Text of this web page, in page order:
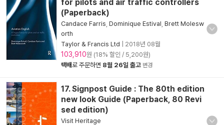
for pilots and air traffic controllers
(Paperback)
Candace Farris Dominique Estival Brett Molesw
orth
Taylor & Francis Ltd
2018년 08월
103,910원 (18% 할인 / 5,200원)
택배로 주문하면 8월 26일 출고 변경
17. Signpost Guide : The 80th edition
new look Guide (Paperback, 80 Revi
sed edition)
Visit Heritage